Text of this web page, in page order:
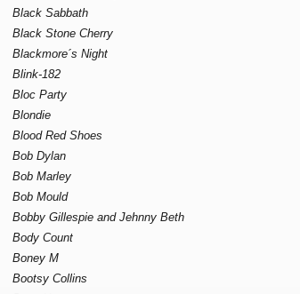
Black Sabbath
Black Stone Cherry
Blackmore´s Night
Blink-182
Bloc Party
Blondie
Blood Red Shoes
Bob Dylan
Bob Marley
Bob Mould
Bobby Gillespie and Jehnny Beth
Body Count
Boney M
Bootsy Collins